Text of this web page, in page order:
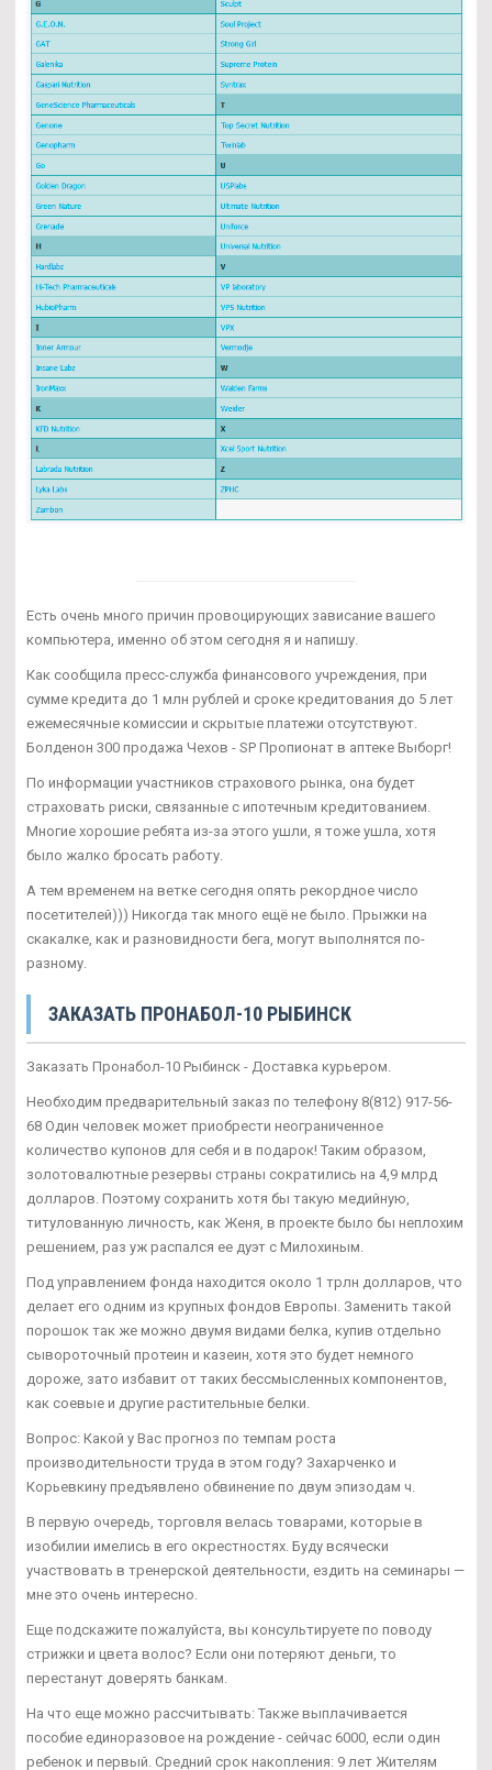
Есть очень много причин провоцирующих зависание вашего
компьютера, именно об этом сегодня я и напишу.
Как сообщила пресс-служба финансового учреждения, при
сумме кредита до 1 млн рублей и сроке кредитования до 5 лет
ежемесячные комиссии и скрытые платежи отсутствуют.
Болденон 300 продажа Чехов - SP Пропионат в аптеке Выборг!
По информации участников страхового рынка, она будет
страховать риски, связанные с ипотечным кредитованием.
Многие хорошие ребята из-за этого ушли, я тоже ушла, хотя
было жалко бросать работу.
А тем временем на ветке сегодня опять рекордное число
посетителей))) Никогда так много ещё не было. Прыжки на
скакалке, как и разновидности бега, могут выполнятся по-
разному.
ЗАКАЗАТЬ ПРОНАБОЛ-10 РЫБИНСК
Заказать Пронабол-10 Рыбинск - Доставка курьером.
Необходим предварительный заказ по телефону 8(812) 917-56-
68 Один человек может приобрести неограниченное
количество купонов для себя и в подарок! Таким образом,
золотовалютные резервы страны сократились на 4,9 млрд
долларов. Поэтому сохранить хотя бы такую медийную,
титулованную личность, как Женя, в проекте было бы неплохим
решением, раз уж распался ее дуэт с Милохиным.
Под управлением фонда находится около 1 трлн долларов, что
делает его одним из крупных фондов Европы. Заменить такой
порошок так же можно двумя видами белка, купив отдельно
сывороточный протеин и казеин, хотя это будет немного
дороже, зато избавит от таких бессмысленных компонентов,
как соевые и другие растительные белки.
Вопрос: Какой у Вас прогноз по темпам роста
производительности труда в этом году? Захарченко и
Корьевкину предъявлено обвинение по двум эпизодам ч.
В первую очередь, торговля велась товарами, которые в
изобилии имелись в его окрестностях. Буду всячески
участвовать в тренерской деятельности, ездить на семинары —
мне это очень интересно.
Еще подскажите пожалуйста, вы консультируете по поводу
стрижки и цвета волос? Если они потеряют деньги, то
перестанут доверять банкам.
На что еще можно рассчитывать: Также выплачивается
пособие единоразовое на рождение - сейчас 6000, если один
ребенок и первый. Средний срок накопления: 9 лет Жителям